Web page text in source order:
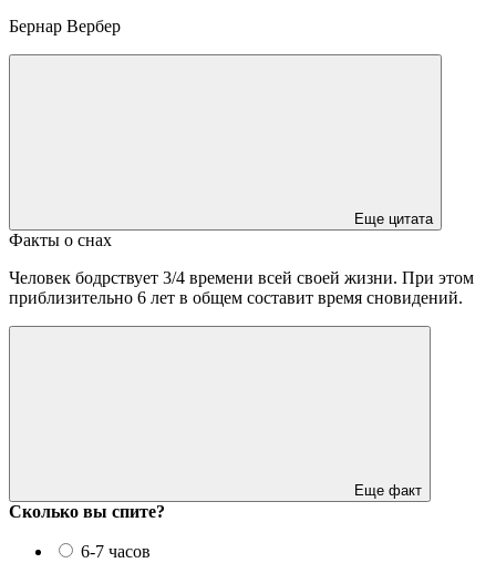
Бернар Вербер
Еще цитата
Факты о снах
Человек бодрствует 3/4 времени всей своей жизни. При этом
приблизительно 6 лет в общем составит время сновидений.
Еще факт
Сколько вы спите?
6-7 часов